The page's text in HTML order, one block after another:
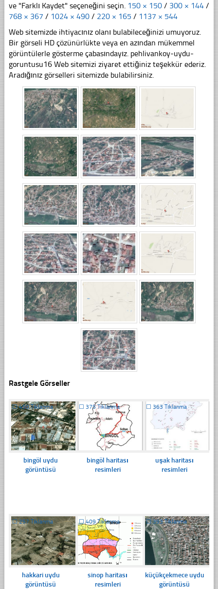
ve "Farklı Kaydet" seçeneğini seçin. 150 × 150 / 300 × 144 /
768 × 367 / 1024 × 490 / 220 × 165 / 1137 × 544
Web sitemizde ihtiyacınız olanı bulabileceğinizi umuyoruz.
Bir görseli HD çözünürlükte veya en azından mükemmel
görüntülerle gösterme çabasındayız. pehlivankoy-uydu-
goruntusu16 Web sitemizi ziyaret ettiğiniz teşekkür ederiz.
Aradığınız görselleri sitemizde bulabilirsiniz.
Rastgele Görseller
☐450 Tıklanma
bingöl uydu
görüntüsü
☐ 375 Tıklanma
bingöl haritası
resimleri
☐ 363 Tıklanma
uşak haritası
resimleri
☐257 Tıklanma
hakkari uydu
görüntüsü
☐409 Tıklanma
sinop haritası
resimleri
☐393 Tıklanma
küçükçekmece uydu
görüntüsü